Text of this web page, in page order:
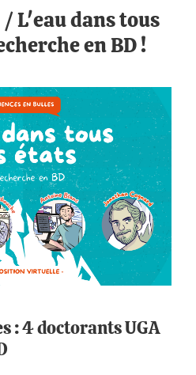
L'eau dans tous
en BD !
: 4 doctorants UGA